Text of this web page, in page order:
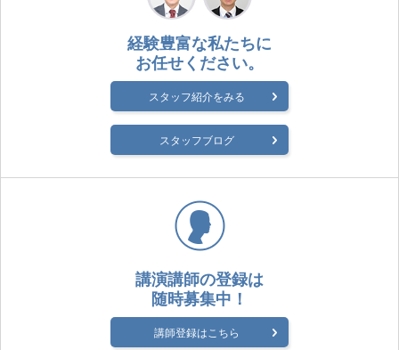
経験豊富な私たちに
お任せください。
スタッフ紹介をみる
スタッフブログ
講演講師の登録は
随時募集中！
講師登録はこちら